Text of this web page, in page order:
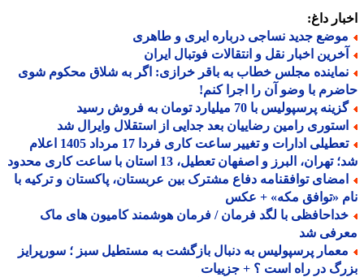
داغ:
جدید نساجی درباره ایری و طاهری
اخبار نقل و انتقالات فوتبال ایران
مجلس خطاب به باقر خرازی: اگر به شلاق محکوم شوی
با وضو آن را اجرا کنم!
پرسپولیس با 70 میلیارد تومان به فروش رسید
رامین رضاییان بعد جدایی از استقلال وایرال شد
تعطیلی ادارات و تغییر ساعت کاری فردا 17 مرداد 1405 اعلام
البرز و اصفهان تعطیل، 13 استان با ساعت کاری محدود
توافقنامه دفاع مشترک بین عربستان، پاکستان و ترکیه با
«توافق مکه» + عکس
با لگد فرمان / فرمان هوشمند کامیون های ماک
شد
پرسپولیس به دنبال بازگشت به مستطیل سبز ؛ سورپرایز
در راه است ؟ + جزییات